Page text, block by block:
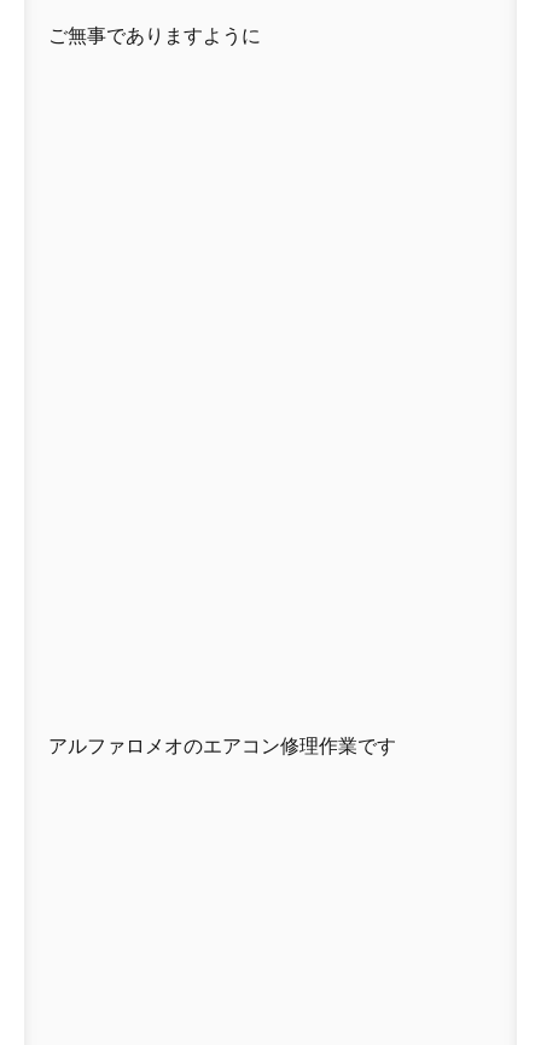
ご無事でありますように
アルファロメオのエアコン修理作業です